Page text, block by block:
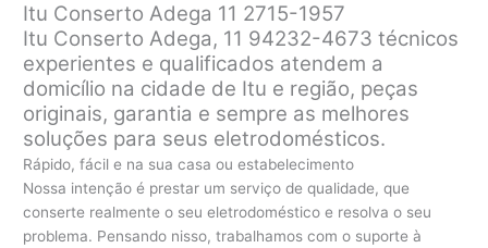
Itu Conserto Adega 11 2715-1957
Itu Conserto Adega, 11 94232-4673 técnicos
experientes e qualificados atendem a
domicílio na cidade de Itu e região, peças
originais, garantia e sempre as melhores
soluções para seus eletrodomésticos.
Rápido, fácil e na sua casa ou estabelecimento
Nossa intenção é prestar um serviço de qualidade, que
conserte realmente o seu eletrodoméstico e resolva o seu
problema. Pensando nisso, trabalhamos com o suporte à